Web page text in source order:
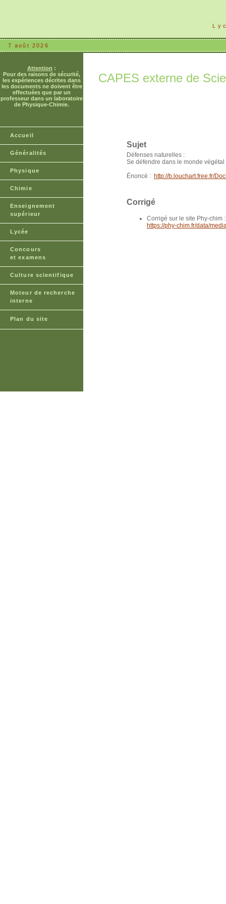
7 août 2026
Attention :
Pour des raisons de sécurité,
les expériences décrites dans
les documents ne doivent être
effectuées que par un
professeur dans un laboratoire
de Physique-Chimie.
Accueil
Généralités
Physique
Chimie
Enseignement
supérieur
Lycée
Concours
et examens
Culture scientifique
Moteur de recherche
interne
Plan du site
CAPES externe de
Sujet
Défenses naturelles :
Se défendre dans le monde
Énoncé : http://b.louchart.free.fr/
Corrigé
Corrigé sur le site Phy-chim :
https://phy-chim.fr/data/